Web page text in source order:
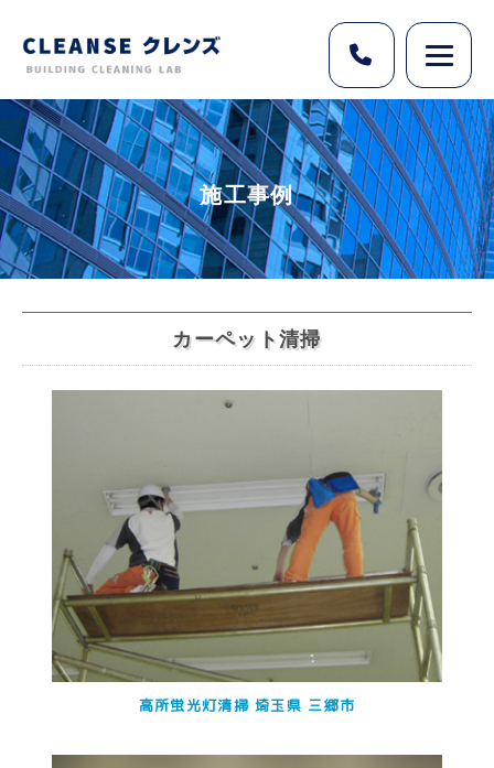
施工事例
カーペット清掃
高所蛍光灯清掃 埼玉県 三郷市